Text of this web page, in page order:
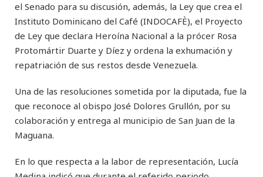
el Senado para su discusión, además, la Ley que crea el
Instituto Dominicano del Café (INDOCAFÈ), el Proyecto
de Ley que declara Heroína Nacional a la prócer Rosa
Protomártir Duarte y Díez y ordena la exhumación y
repatriación de sus restos desde Venezuela.
Una de las resoluciones sometida por la diputada, fue la
que reconoce al obispo José Dolores Grullón, por su
colaboración y entrega al municipio de San Juan de la
Maguana.
En lo que respecta a la labor de representación, Lucía